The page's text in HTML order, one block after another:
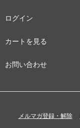
ログイン
カートを見る
お問い合わせ
メルマガ登録・解除